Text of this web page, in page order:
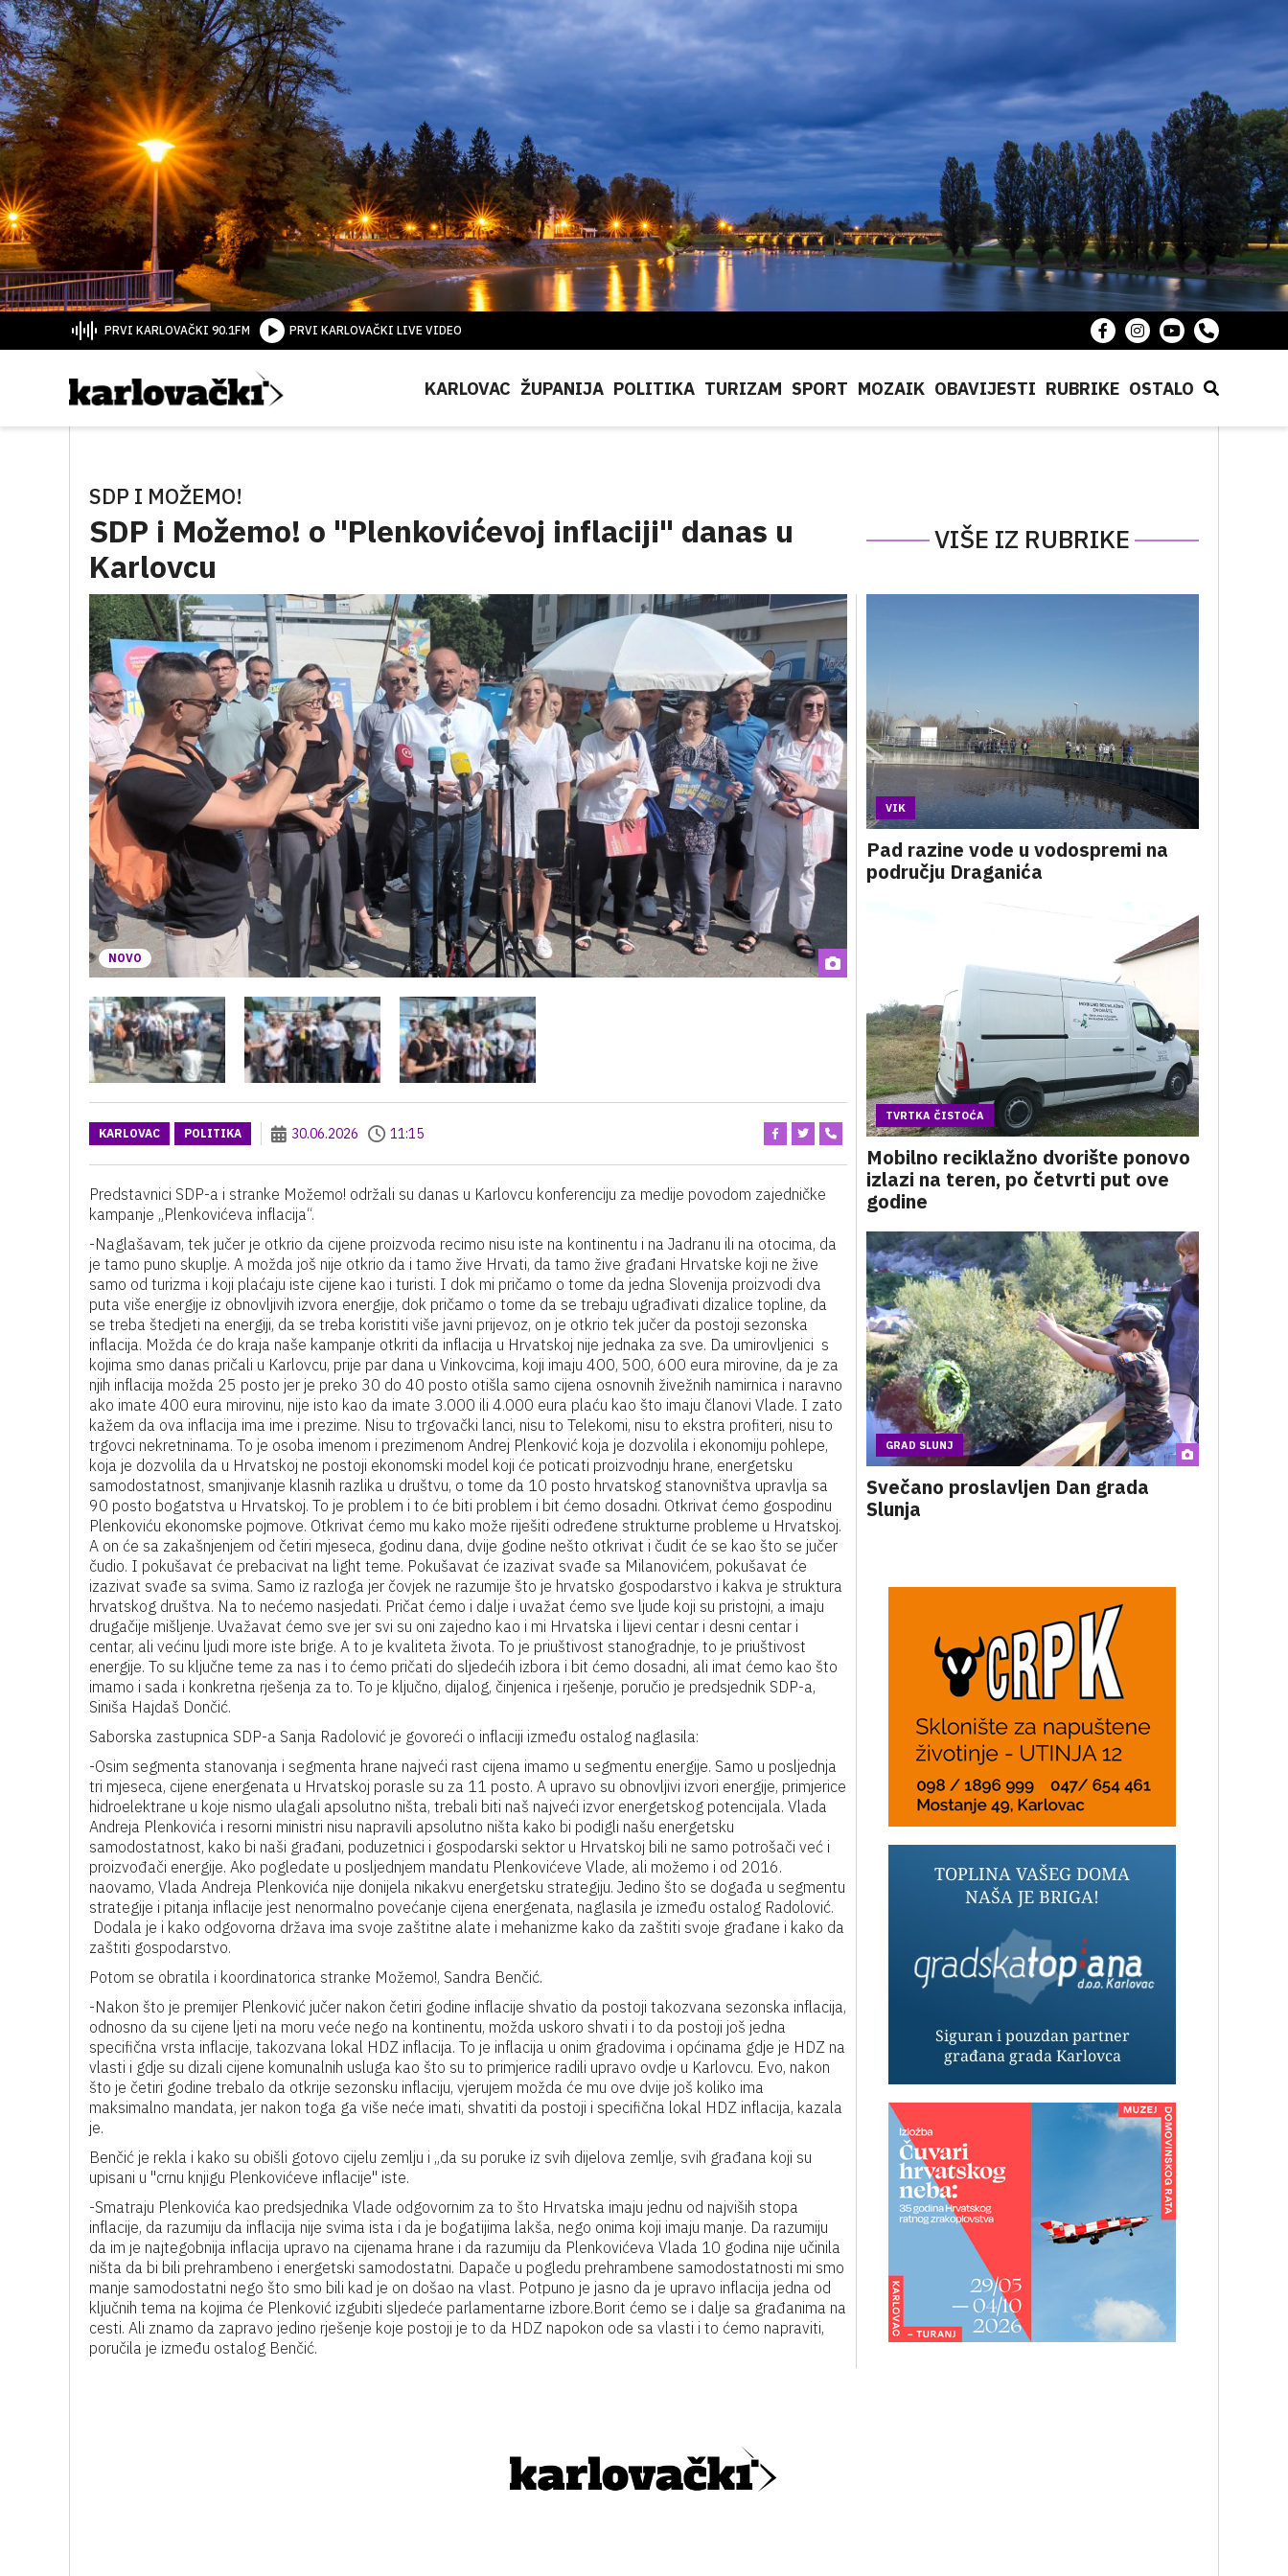
PRVI KARLOVAČKI 90.1FM PRVI KARLOVAČKI LIVE VIDEO
KARLOVAC ŽUPANIJA POLITIKA TURIZAM SPORT MOZAIK OBAVIJESTI RUBRIKE OSTALO
SDP I MOŽEMO!
SDP i Možemo! o "Plenkovićevoj inflaciji" danas u
Karlovcu
VIŠE IZ RUBRIKE
NOVO
KARLOVAC POLITIKA 30.06.2026 11:15
Predstavnici SDP-a i stranke Možemo! održali su danas u Karlovcu konferenciju za medije povodom zajedničke
kampanje „Plenkovićeva inflacija“.
-Naglašavam, tek jučer je otkrio da cijene proizvoda recimo nisu iste na kontinentu i na Jadranu ili na otocima, da
je tamo puno skuplje. A možda još nije otkrio da i tamo žive Hrvati, da tamo žive građani Hrvatske koji ne žive
samo od turizma i koji plaćaju iste cijene kao i turisti. I dok mi pričamo o tome da jedna Slovenija proizvodi dva
puta više energije iz obnovljivih izvora energije, dok pričamo o tome da se trebaju ugrađivati dizalice topline, da
se treba štedjeti na energiji, da se treba koristiti više javni prijevoz, on je otkrio tek jučer da postoji sezonska
inflacija. Možda će do kraja naše kampanje otkriti da inflacija u Hrvatskoj nije jednaka za sve. Da umirovljenici s
kojima smo danas pričali u Karlovcu, prije par dana u Vinkovcima, koji imaju 400, 500, 600 eura mirovine, da je za
njih inflacija možda 25 posto jer je preko 30 do 40 posto otišla samo cijena osnovnih živežnih namirnica i naravno
ako imate 400 eura mirovinu, nije isto kao da imate 3.000 ili 4.000 eura plaću kao što imaju članovi Vlade. I zato
kažem da ova inflacija ima ime i prezime. Nisu to trgovački lanci, nisu to Telekomi, nisu to ekstra profiteri, nisu to
trgovci nekretninama. To je osoba imenom i prezimenom Andrej Plenković koja je dozvolila i ekonomiju pohlepe,
koja je dozvolila da u Hrvatskoj ne postoji ekonomski model koji će poticati proizvodnju hrane, energetsku
samodostatnost, smanjivanje klasnih razlika u društvu, o tome da 10 posto hrvatskog stanovništva upravlja sa
90 posto bogatstva u Hrvatskoj. To je problem i to će biti problem i bit ćemo dosadni. Otkrivat ćemo gospodinu
Plenkoviću ekonomske pojmove. Otkrivat ćemo mu kako može riješiti određene strukturne probleme u Hrvatskoj.
A on će sa zakašnjenjem od četiri mjeseca, godinu dana, dvije godine nešto otkrivat i čudit će se kao što se jučer
čudio. I pokušavat će prebacivat na light teme. Pokušavat će izazivat svađe sa Milanovićem, pokušavat će
izazivat svađe sa svima. Samo iz razloga jer čovjek ne razumije što je hrvatsko gospodarstvo i kakva je struktura
hrvatskog društva. Na to nećemo nasjedati. Pričat ćemo i dalje i uvažat ćemo sve ljude koji su pristojni, a imaju
drugačije mišljenje. Uvažavat ćemo sve jer svi su oni zajedno kao i mi Hrvatska i lijevi centar i desni centar i
centar, ali većinu ljudi more iste brige. A to je kvaliteta života. To je priuštivost stanogradnje, to je priuštivost
energije. To su ključne teme za nas i to ćemo pričati do sljedećih izbora i bit ćemo dosadni, ali imat ćemo kao što
imamo i sada i konkretna rješenja za to. To je ključno, dijalog, činjenica i rješenje, poručio je predsjednik SDP-a,
Siniša Hajdaš Dončić.
Saborska zastupnica SDP-a Sanja Radolović je govoreći o inflaciji između ostalog naglasila:
-Osim segmenta stanovanja i segmenta hrane najveći rast cijena imamo u segmentu energije. Samo u posljednja
tri mjeseca, cijene energenata u Hrvatskoj porasle su za 11 posto. A upravo su obnovljivi izvori energije, primjerice
hidroelektrane u koje nismo ulagali apsolutno ništa, trebali biti naš najveći izvor energetskog potencijala. Vlada
Andreja Plenkovića i resorni ministri nisu napravili apsolutno ništa kako bi podigli našu energetsku
samodostatnost, kako bi naši građani, poduzetnici i gospodarski sektor u Hrvatskoj bili ne samo potrošači već i
proizvođači energije. Ako pogledate u posljednjem mandatu Plenkovićeve Vlade, ali možemo i od 2016.
naovamo, Vlada Andreja Plenkovića nije donijela nikakvu energetsku strategiju. Jedino što se događa u segmentu
strategije i pitanja inflacije jest nenormalno povećanje cijena energenata, naglasila je između ostalog Radolović.
Dodala je i kako odgovorna država ima svoje zaštitne alate i mehanizme kako da zaštiti svoje građane i kako da
zaštiti gospodarstvo.
Potom se obratila i koordinatorica stranke Možemo!, Sandra Benčić.
-Nakon što je premijer Plenković jučer nakon četiri godine inflacije shvatio da postoji takozvana sezonska inflacija,
odnosno da su cijene ljeti na moru veće nego na kontinentu, možda uskoro shvati i to da postoji još jedna
specifična vrsta inflacije, takozvana lokal HDZ inflacija. To je inflacija u onim gradovima i općinama gdje je HDZ na
vlasti i gdje su dizali cijene komunalnih usluga kao što su to primjerice radili upravo ovdje u Karlovcu. Evo, nakon
što je četiri godine trebalo da otkrije sezonsku inflaciju, vjerujem možda će mu ove dvije još koliko ima
maksimalno mandata, jer nakon toga ga više neće imati, shvatiti da postoji i specifična lokal HDZ inflacija, kazala
je.
Benčić je rekla i kako su obišli gotovo cijelu zemlju i „da su poruke iz svih dijelova zemlje, svih građana koji su
upisani u "crnu knjigu Plenkovićeve inflacije" iste.
-Smatraju Plenkovića kao predsjednika Vlade odgovornim za to što Hrvatska imaju jednu od najviših stopa
inflacije, da razumiju da inflacija nije svima ista i da je bogatijima lakša, nego onima koji imaju manje. Da razumiju
da im je najtegobnija inflacija upravo na cijenama hrane i da razumiju da Plenkovićeva Vlada 10 godina nije učinila
ništa da bi bili prehrambeno i energetski samodostatni. Dapače u pogledu prehrambene samodostatnosti mi smo
manje samodostatni nego što smo bili kad je on došao na vlast. Potpuno je jasno da je upravo inflacija jedna od
ključnih tema na kojima će Plenković izgubiti sljedeće parlamentarne izbore.Borit ćemo se i dalje sa građanima na
cesti. Ali znamo da zapravo jedino rješenje koje postoji je to da HDZ napokon ode sa vlasti i to ćemo napraviti,
poručila je između ostalog Benčić.
VIK
Pad razine vode u vodospremi na
području Draganića
TVRTKA ČISTOĆA
Mobilno reciklažno dvorište ponovo
izlazi na teren, po četvrti put ove
godine
GRAD SLUNJ
Svečano proslavljen Dan grada
Slunja